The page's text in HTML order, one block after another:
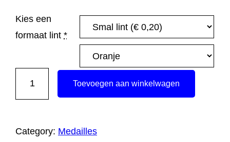
Kies een
formaat lint *
Toevoegen aan winkelwagen
Category: Medailles